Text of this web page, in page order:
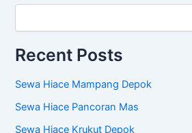
Recent Posts
Sewa Hiace Mampang Depok
Sewa Hiace Pancoran Mas
Sewa Hiace Krukut Depok